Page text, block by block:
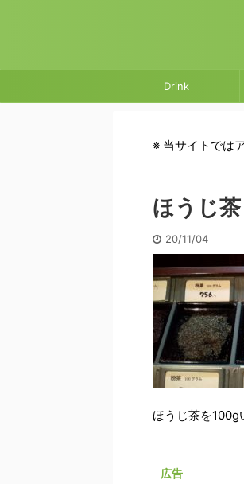
Drink
※ 当サイトでは
ほうじ茶
20/11/04
ほうじ茶を100g
広告